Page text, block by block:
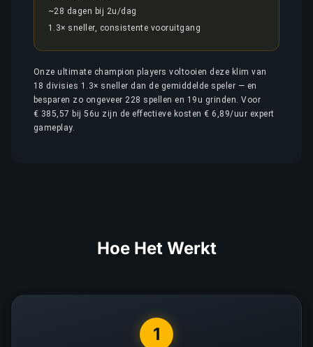
~28 dagen bij 2u/dag
1.3× sneller, consistente vooruitgang
Onze ultimate champion players voltooien deze klim van
18 divisies 1.3× sneller dan de gemiddelde speler — en
besparen zo ongeveer 228 spellen en 19u grinden. Voor
€ 385,57 bij 56u zijn de effectieve kosten € 6,89/uur expert
gameplay.
Hoe Het Werkt
1